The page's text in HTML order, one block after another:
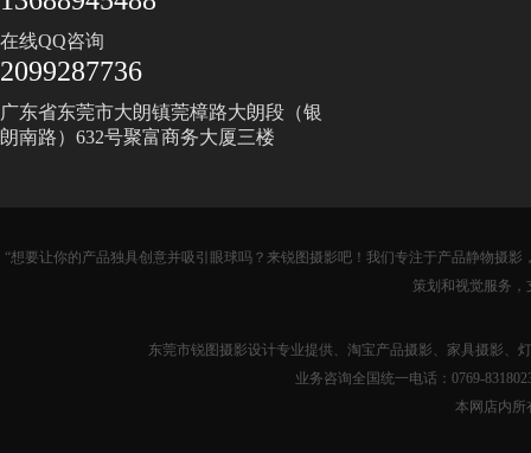
在线QQ咨询
2099287736
广东省东莞市大朗镇莞樟路大朗段（银
朗南路）632号聚富商务大厦三楼
“想要让你的产品独具创意并吸引眼球吗？来锐图摄影吧！我们专注于产品静物摄
策划和视觉服务，
东莞市锐图摄影设计专业提供、淘宝产品摄影、家具摄影、
业务咨询全国统一电话：0769-
本网店内所